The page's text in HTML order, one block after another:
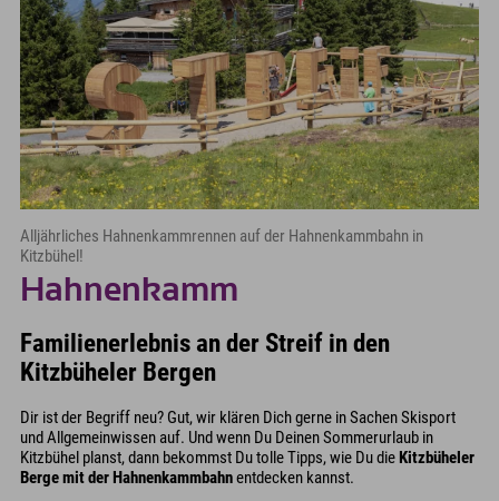
Alljährliches Hahnenkammrennen auf der Hahnenkammbahn in
Kitzbühel!
Hahnenkamm
Familienerlebnis an der Streif in den
Kitzbüheler Bergen
Dir ist der Begriff neu? Gut, wir klären Dich gerne in Sachen Skisport
und Allgemeinwissen auf. Und wenn Du Deinen Sommerurlaub in
Kitzbühel planst, dann bekommst Du tolle Tipps, wie Du dieKitzbüheler
Berge mit der Hahnenkammbahnentdecken kannst.